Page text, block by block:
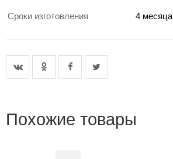
Сроки изготовления 4 месяца
Похожие товары